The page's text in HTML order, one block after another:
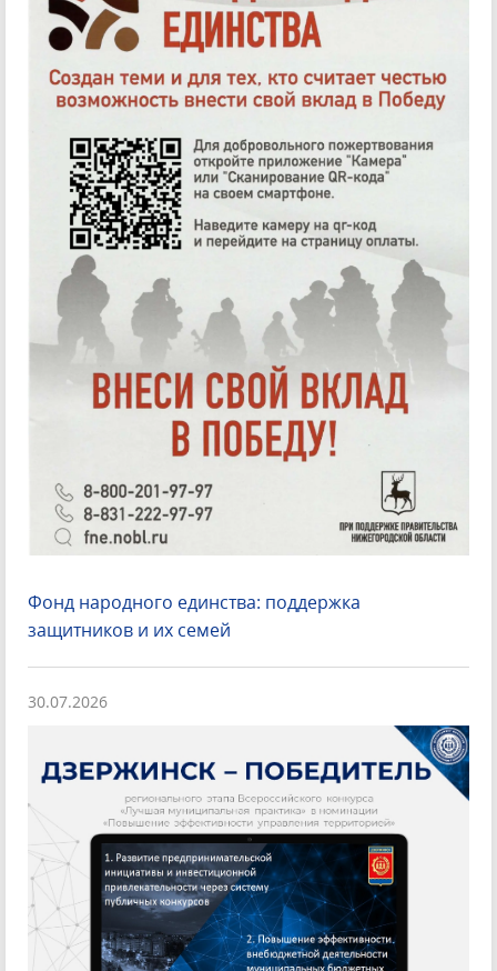
Фонд народного единства: поддержка
защитников и их семей
30.07.2026